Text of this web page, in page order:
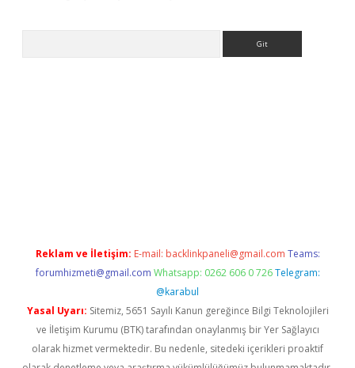
Reklam ve İletişim: E-mail: backlinkpaneli@gmail.com Teams:
forumhizmeti@gmail.com Whatsapp: 0262 606 0 726 Telegram:
@karabul
Yasal Uyarı: Sitemiz, 5651 Sayılı Kanun gereğince Bilgi Teknolojileri
ve İletişim Kurumu (BTK) tarafından onaylanmış bir Yer Sağlayıcı
olarak hizmet vermektedir. Bu nedenle, sitedeki içerikleri proaktif